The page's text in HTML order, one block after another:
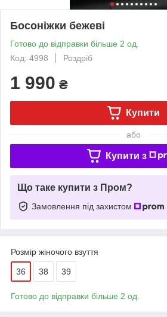
Босоніжки бежеві
Готово до відправки більше 2 од.
Код: 4998
Роздріб
1 990 ₴
Купити
або
Купити з
Що таке купити з Пром?
Замовлення під захистом
Розмір жіночого взуття
36 38 39
Готово до відправки більше 2 од.